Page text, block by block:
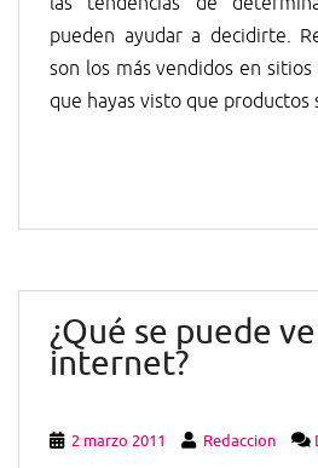
pueden ayudar a decidirte.
son los más vendidos en sitios
que hayas visto que
¿Qué se puede
internet?
2 marzo 2011 Redaccion